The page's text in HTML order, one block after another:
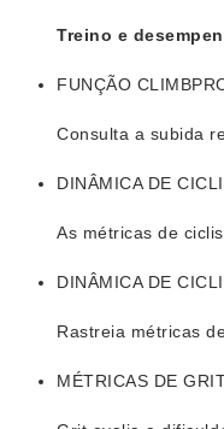
Treino e
FUNÇÃO
Consulta a subida
DINÂMICA DE
As métricas de
DINÂMICA DE
Rastreia métricas
MÉTRICAS DE